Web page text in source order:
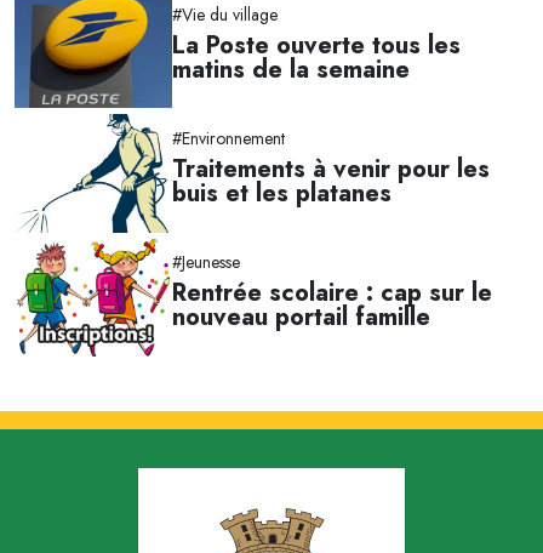
#Vie du village
La Poste ouverte tous les
matins de la semaine
#Environnement
Traitements à venir pour les
buis et les platanes
#Jeunesse
Rentrée scolaire : cap sur le
nouveau portail famille